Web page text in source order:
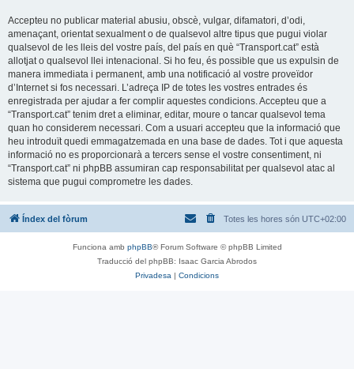
Accepteu no publicar material abusiu, obscè, vulgar, difamatori, d’odi,
amenaçant, orientat sexualment o de qualsevol altre tipus que pugui violar
qualsevol de les lleis del vostre país, del país en què “Transport.cat” està
allotjat o qualsevol llei intenacional. Si ho feu, és possible que us expulsin de
manera immediata i permanent, amb una notificació al vostre proveïdor
d’Internet si fos necessari. L’adreça IP de totes les vostres entrades és
enregistrada per ajudar a fer complir aquestes condicions. Accepteu que a
“Transport.cat” tenim dret a eliminar, editar, moure o tancar qualsevol tema
quan ho considerem necessari. Com a usuari accepteu que la informació que
heu introduït quedi emmagatzemada en una base de dades. Tot i que aquesta
informació no es proporcionarà a tercers sense el vostre consentiment, ni
“Transport.cat” ni phpBB assumiran cap responsabilitat per qualsevol atac al
sistema que pugui comprometre les dades.
Índex del fòrum Totes les hores són UTC+02:00
Funciona amb phpBB® Forum Software © phpBB Limited
Traducció del phpBB: Isaac Garcia Abrodos
Privadesa | Condicions